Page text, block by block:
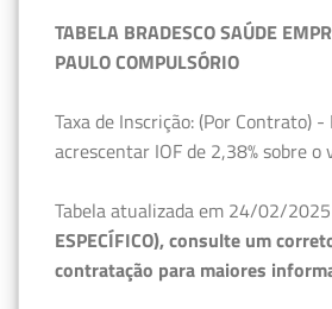
TABELA BRADESCO SAÚDE
PAULO COMPULSÓRIO
Taxa de Inscrição: (Por Contrato)
acrescentar IOF de 2,38% sobre
Tabela atualizada em 24/02/
ESPECÍFICO), consulte um
contratação para maiores